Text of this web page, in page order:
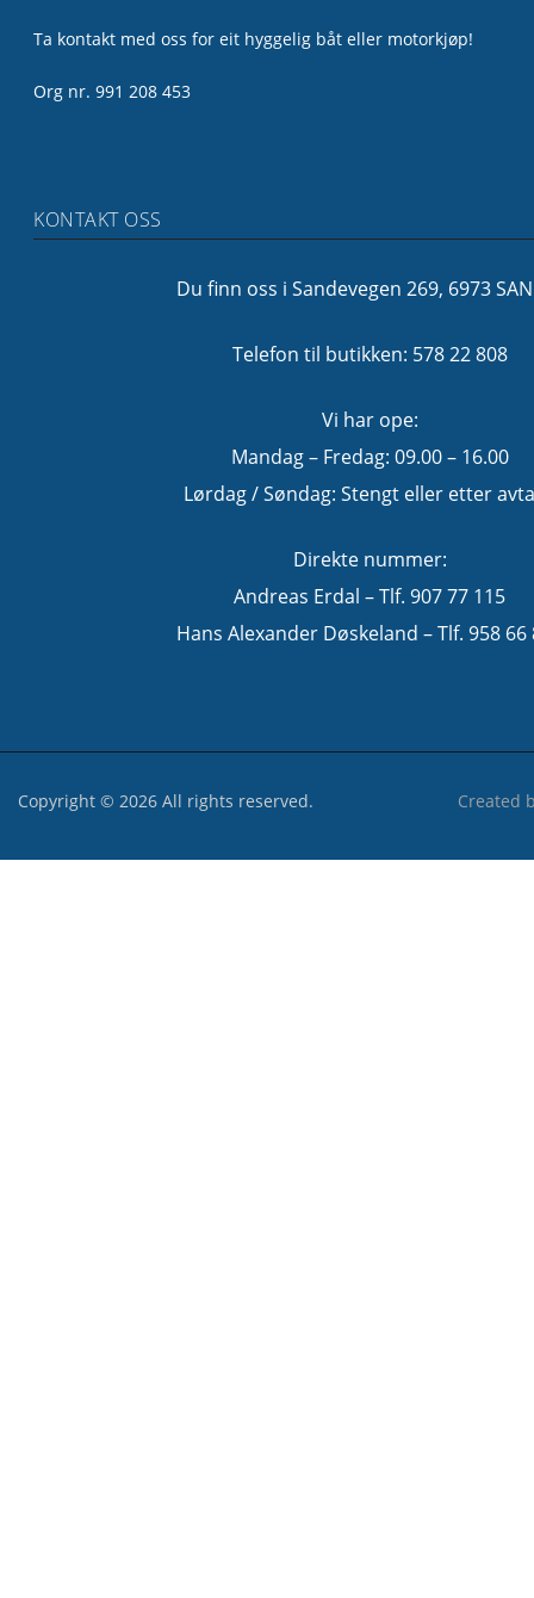
Ta kontakt med oss for eit hyggelig båt eller motorkjøp!
Org nr. 991 208 453
KONTAKT OSS
Du finn oss i Sandevegen 269, 6973
Telefon til butikken: 578 22 808
Vi har ope:
Mandag – Fredag: 09.00 – 16.00
Lørdag / Søndag: Stengt eller etter
Direkte nummer:
Andreas Erdal – Tlf. 907 77 115
Hans Alexander Døskeland – Tlf. 958 66
Copyright © 2026 All rights reserved. Created